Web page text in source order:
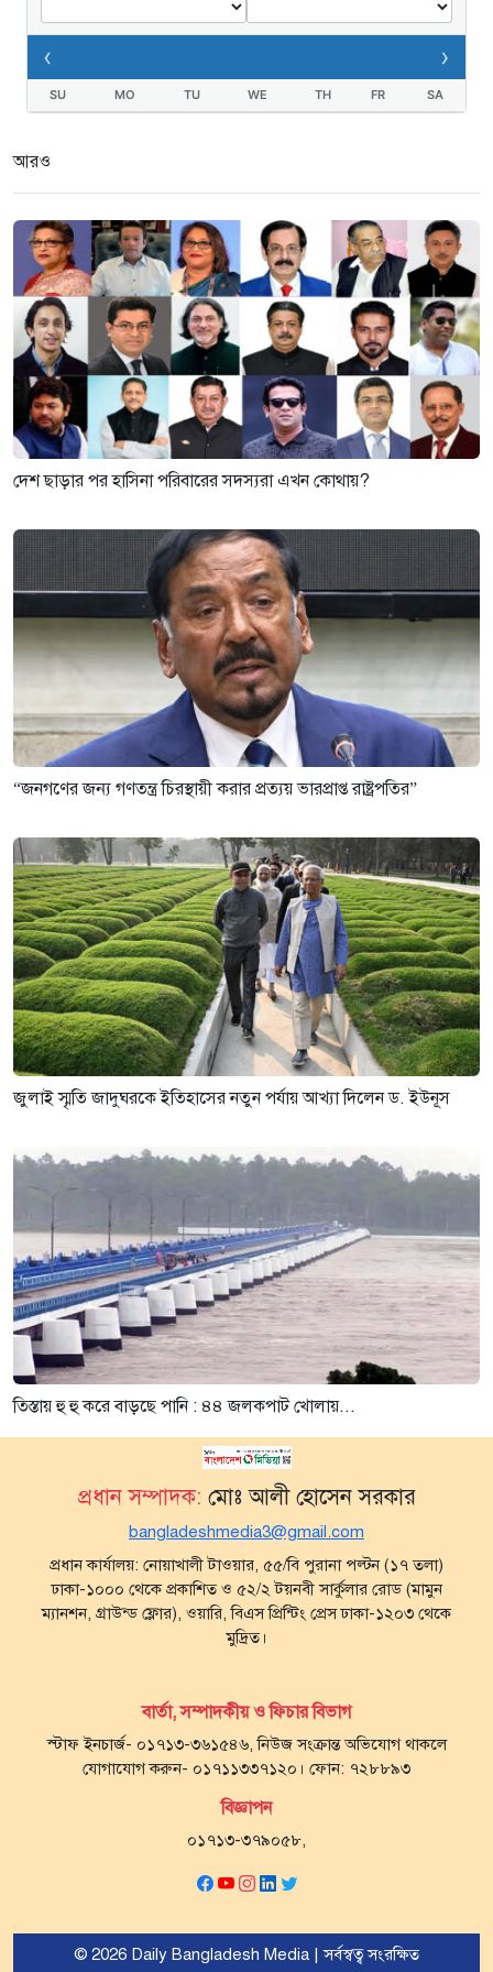
‹ ›
SU MO TU WE TH FR SA
আরও
দেশ ছাড়ার পর হাসিনা পরিবারের সদস্যরা এখন কোথায়?
“জনগণের জন্য গণতন্ত্র চিরস্থায়ী করার প্রত্যয় ভারপ্রাপ্ত রাষ্ট্রপতির”
জুলাই স্মৃতি জাদুঘরকে ইতিহাসের নতুন পর্যায় আখ্যা দিলেন ড. ইউনূস
তিস্তায় হু হু করে বাড়ছে পানি : ৪৪ জলকপাট খোলায়...
প্রধান সম্পাদক: মোঃ আলী হোসেন সরকার
bangladeshmedia3@gmail.com
প্রধান কার্যালয়: নোয়াখালী টাওয়ার, ৫৫/বি পুরানা পল্টন (১৭ তলা)
ঢাকা-১০০০ থেকে প্রকাশিত ও ৫২/২ টয়নবী সার্কুলার রোড (মামুন
ম্যানশন, গ্রাউন্ড ফ্লোর), ওয়ারি, বিএস প্রিন্টিং প্রেস ঢাকা-১২০৩ থেকে
মুদ্রিত।
বার্তা, সম্পাদকীয় ও ফিচার বিভাগ
স্টাফ ইনচার্জ- ০১৭১৩-৩৬১৫৪৬, নিউজ সংক্রান্ত অভিযোগ থাকলে
যোগাযোগ করুন- ০১৭১১৩৩৭১২০। ফোন: ৭২৮৮৯৩
বিজ্ঞাপন
০১৭১৩-৩৭৯০৫৮,
© 2026 Daily Bangladesh Media | সর্বস্বত্ব সংরক্ষিত